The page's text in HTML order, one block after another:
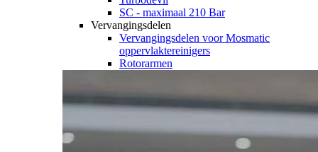
SC - maximaal 210 Bar
Vervangingsdelen
Vervangingsdelen voor Mosmatic
oppervlaktereinigers
Rotorarmen